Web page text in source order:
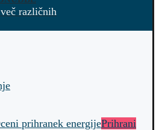
različnih
prihranek energijePrihrani